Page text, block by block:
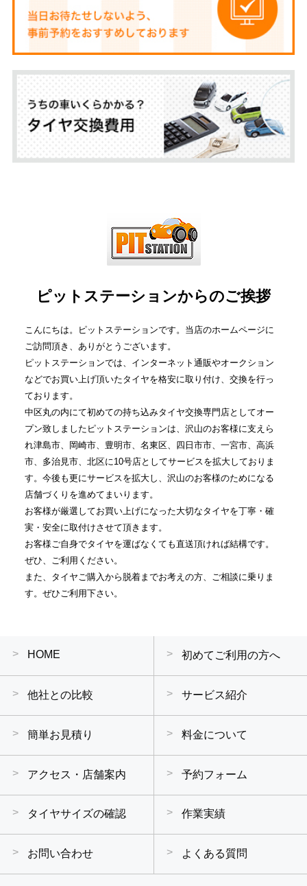
ピットステーションからのご挨拶
こんにちは。ピットステーションです。当店のホームページに
ご訪問頂き、ありがとうございます。
ピットステーションでは、インターネット通販やオークション
などでお買い上げ頂いたタイヤを格安に取り付け、交換を行っ
ております。
中区丸の内にて初めての持ち込みタイヤ交換専門店としてオー
プン致しましたピットステーションは、沢山のお客様に支えら
れ津島市、岡崎市、豊明市、名東区、四日市市、一宮市、高浜
市、多治見市、北区に10号店としてサービスを拡大しておりま
す。今後も更にサービスを拡大し、沢山のお客様のためになる
店舗づくりを進めてまいります。
お客様が厳選してお買い上げになった大切なタイヤを丁寧・確
実・安全に取付けさせて頂きます。
お客様ご自身でタイヤを運ばなくても直送頂ければ結構です。
ぜひ、ご利用ください。
また、タイヤご購入から脱着までお考えの方、ご相談に乗りま
す。ぜひご利用下さい。
HOME 初めてご利用の方へ
他社との比較 サービス紹介
簡単お見積り 料金について
アクセス・店舗案内 予約フォーム
タイヤサイズの確認 作業実績
お問い合わせ よくある質問